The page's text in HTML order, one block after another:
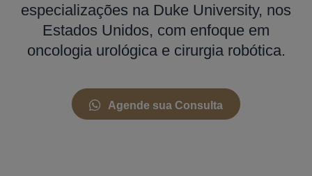
especializações na Duke University, nos
Estados Unidos, com enfoque em
oncologia urológica e cirurgia robótica.
Agende sua Consulta